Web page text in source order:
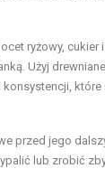
ryżowy,
Użyj
przed jego
lub zrobić